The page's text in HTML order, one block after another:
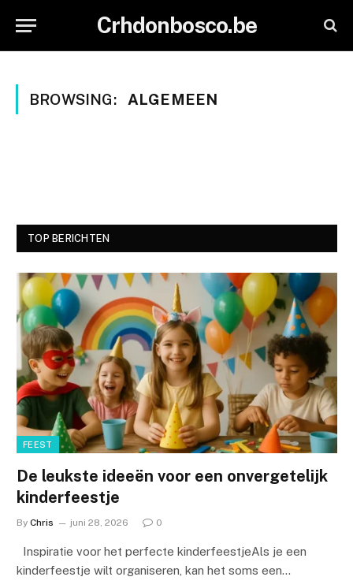
Crhdonbosco.be
BROWSING: ALGEMEEN
TOP BERICHTEN
FEEST
De leukste ideeën voor een onvergetelijk
kinderfeestje
By Chris juni 28, 2026 0
Inspiratie voor het perfecte kinderfeestjeAls je een
kinderfeestje wilt organiseren, kan het soms een…